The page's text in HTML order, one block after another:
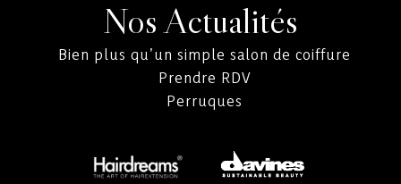
Nos Actualités
Bien plus qu’un simple salon de coiffure
Prendre RDV
Perruques